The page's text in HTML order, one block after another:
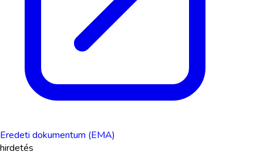
Eredeti dokumentum (EMA)
hirdetés